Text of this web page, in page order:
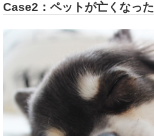
Case2：ペットが亡くなった